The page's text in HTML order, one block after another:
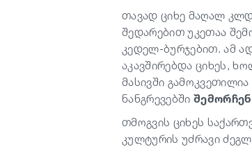
თავად ციხე მაღალ
შედარებით უკეთაა
კედელ-ბურჯებით. ამ
აკავშირებდა ციხეს,
მასივში
ნანგრევებში
თმოგვის ციხეს
კულტურის უძრავი